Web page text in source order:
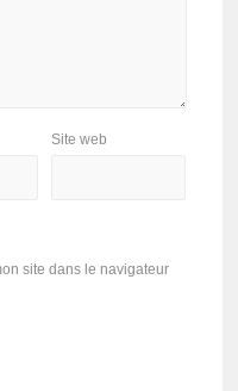
Site web
site dans le navigateur